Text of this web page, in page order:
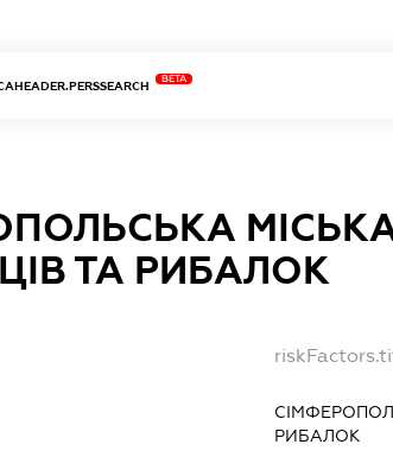
BETA
ТА РИБАЛОК
РИБАЛОК